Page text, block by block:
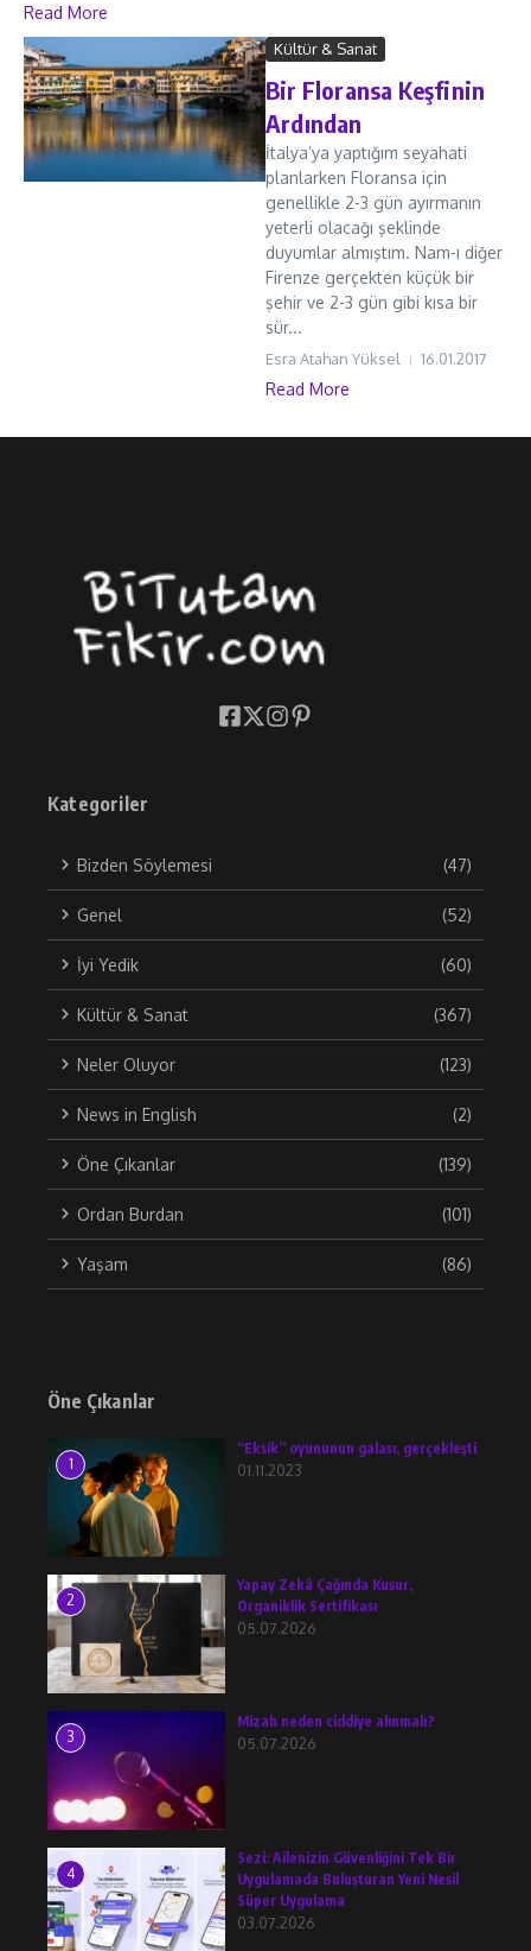
Read More
Kültür & Sanat
Bir Floransa Keşfinin
Ardından
İtalya’ya yaptığım seyahati
planlarken Floransa için
genellikle 2-3 gün ayırmanın
yeterli olacağı şeklinde
duyumlar almıştım. Nam-ı diğer
Firenze gerçekten küçük bir
şehir ve 2-3 gün gibi kısa bir
sür...
Esra Atahan Yüksel 16.01.2017
Read More
Kategoriler
Bizden Söylemesi (47)
Genel (52)
İyi Yedik (60)
Kültür & Sanat (367)
Neler Oluyor (123)
News in English (2)
Öne Çıkanlar (139)
Ordan Burdan (101)
Yaşam (86)
Öne Çıkanlar
1
“Eksik” oyununun galası, gerçekleşti
01.11.2023
2
Yapay Zekâ Çağında Kusur,
Organiklik Sertifikası
05.07.2026
3
Mizah neden ciddiye alınmalı?
05.07.2026
4
Sezi: Ailenizin Güvenliğini Tek Bir
Uygulamada Buluşturan Yeni Nesil
Süper Uygulama
03.07.2026